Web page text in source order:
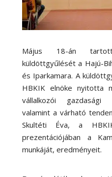
Május 18-án
küldöttgyűlését a Hajú-
és Iparkamara. A
HBKIK elnöke nyitotta
vállalkozói gazdasági
valamint a várható
Skultéti Éva, a
prezentációjában a
munkáját, eredményeit.